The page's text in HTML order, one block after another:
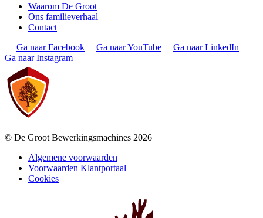
Waarom De Groot
Ons familieverhaal
Contact
Ga naar Facebook
Ga naar YouTube
Ga naar LinkedIn
Ga naar Instagram
© De Groot Bewerkingsmachines 2026
Algemene voorwaarden
Voorwaarden Klantportaal
Cookies